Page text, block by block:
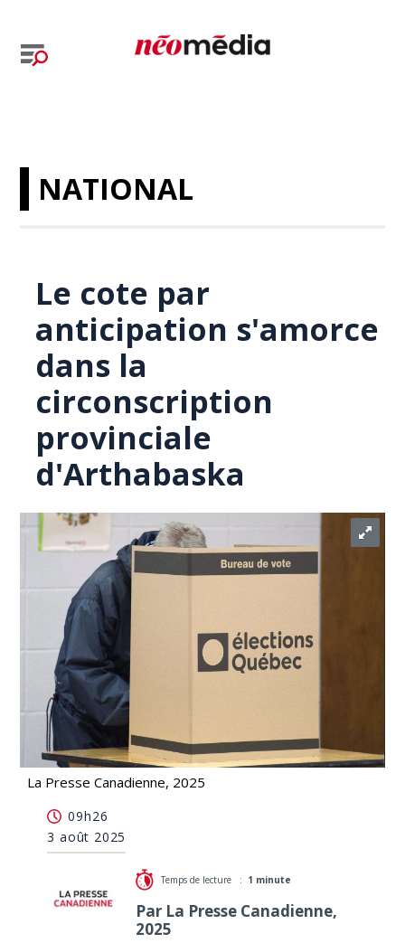
NATIONAL
Le cote par
anticipation s'amorce
dans la
circonscription
provinciale
d'Arthabaska
La Presse Canadienne, 2025
circonscription provinciale d'Arthabaska
09h26
3 août 2025
Temps de lecture : 1 minute
Par La Presse Canadienne,
2025